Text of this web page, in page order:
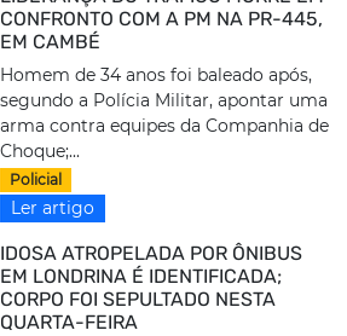
CONFRONTO COM A PM NA PR-445,
EM CAMBÉ
Homem de 34 anos foi baleado após,
segundo a Polícia Militar, apontar uma
arma contra equipes da Companhia de
Choque;...
Policial
Ler artigo
IDOSA ATROPELADA POR ÔNIBUS
EM LONDRINA É IDENTIFICADA;
CORPO FOI SEPULTADO NESTA
QUARTA-FEIRA